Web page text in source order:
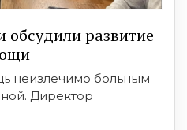
обсудили развитие
неизлечимо больным
Директор